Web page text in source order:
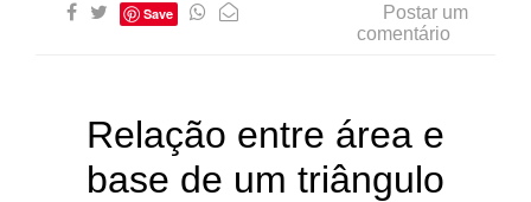
Save
Postar um
comentário
Relação entre área e
base de um triângulo